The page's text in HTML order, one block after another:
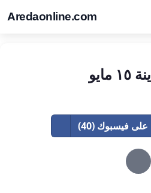
Aredaonline.com
فيسبوك (40)